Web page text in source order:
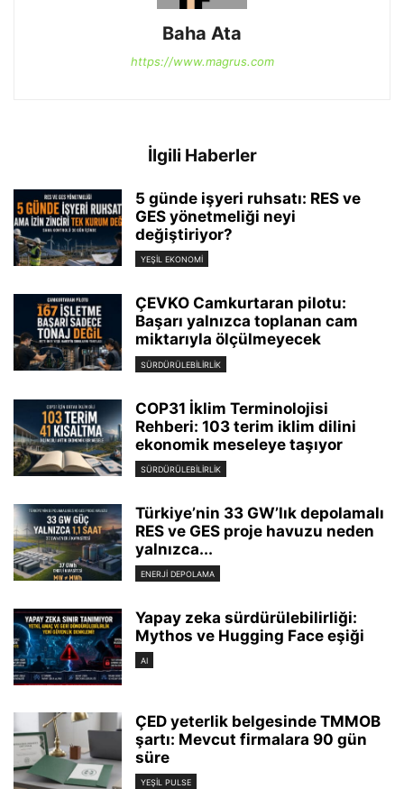
Baha Ata
https://www.magrus.com
İlgili Haberler
5 günde işyeri ruhsatı: RES ve
GES yönetmeliği neyi
değiştiriyor?
YEŞIL EKONOMI
ÇEVKO Camkurtaran pilotu:
Başarı yalnızca toplanan cam
miktarıyla ölçülmeyecek
SÜRDÜRÜLEBILIRLIK
COP31 İklim Terminolojisi
Rehberi: 103 terim iklim dilini
ekonomik meseleye taşıyor
SÜRDÜRÜLEBILIRLIK
Türkiye’nin 33 GW’lık depolamalı
RES ve GES proje havuzu neden
yalnızca...
ENERJI DEPOLAMA
Yapay zeka sürdürülebilirliği:
Mythos ve Hugging Face eşiği
AI
ÇED yeterlik belgesinde TMMOB
şartı: Mevcut firmalara 90 gün
süre
YEŞIL PULSE